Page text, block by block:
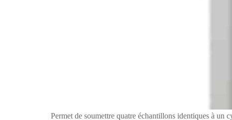
Permet de soumettre quatre échantillons identiques à un